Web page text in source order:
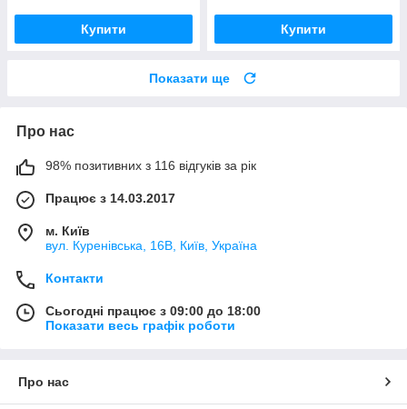
Купити Купити
Показати ще
Про нас
98% позитивних з 116 відгуків за рік
Працює з 14.03.2017
м. Київ
вул. Куренівська, 16В, Київ, Україна
Контакти
Сьогодні працює з 09:00 до 18:00
Показати весь графік роботи
Про нас